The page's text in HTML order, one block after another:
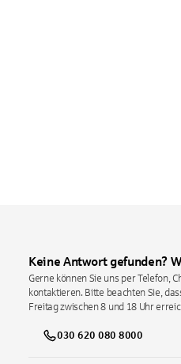
Keine Antwort gefunden?
Gerne können Sie uns per Telefon,
kontaktieren. Bitte beachten Sie,
Freitag zwischen 8 und 18 Uhr
030 620 080 8000